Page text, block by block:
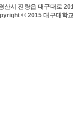
산시 진량읍 대구대로
© 2015 대구대학